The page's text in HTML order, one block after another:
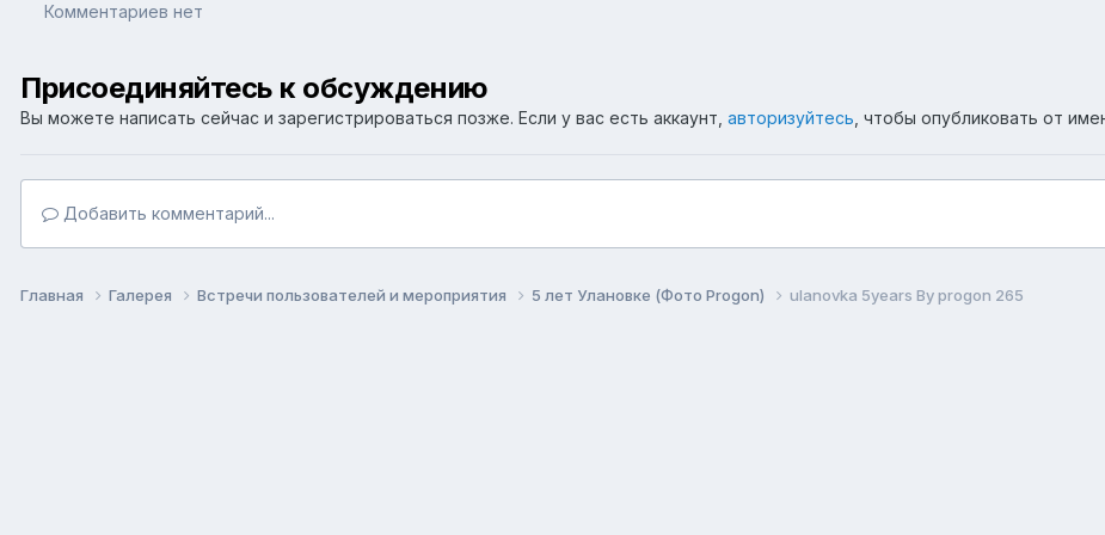
Комментариев нет
Присоединяйтесь к обсуждению
Вы можете написать сейчас и зарегистрироваться позже. Если у вас есть аккаунт, авторизуйтесь , чтобы опубликовать от
Добавить комментарий...
Главная Галерея Встречи пользователей и мероприятия 5 лет Улановке (Фото Progon) ulanovka 5years By progon 265